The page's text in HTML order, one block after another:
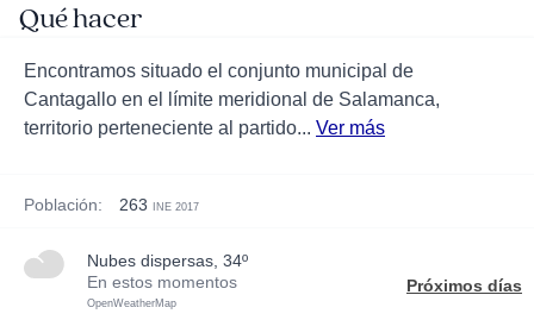
Qué hacer
Encontramos situado el conjunto municipal de
Cantagallo en el límite meridional de Salamanca,
territorio perteneciente al partido... Ver más
Población: 263 INE 2017
nubes dispersas, 34º
En estos momentos
OpenWeatherMap
Próximos días